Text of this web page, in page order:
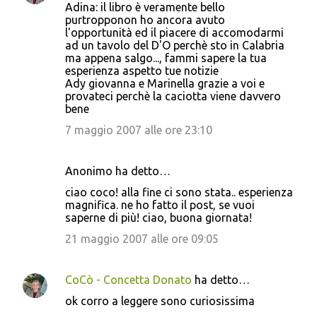
Adina: il libro è veramente bello
purtropponon ho ancora avuto
l'opportunità ed il piacere di accomodarmi
ad un tavolo del D'O perchè sto in Calabria
ma appena salgo..., fammi sapere la tua
esperienza aspetto tue notizie
Ady giovanna e Marinella grazie a voi e
provateci perchè la caciotta viene davvero
bene
7 maggio 2007 alle ore 23:10
Anonimo ha detto…
ciao coco! alla fine ci sono stata.. esperienza
magnifica. ne ho fatto il post, se vuoi
saperne di più! ciao, buona giornata!
21 maggio 2007 alle ore 09:05
CoCò - Concetta Donato ha detto…
ok corro a leggere sono curiosissima